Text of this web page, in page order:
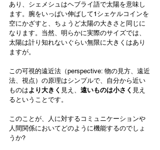
あり、シェメシュはヘブライ語で太陽を意味し
ます。腕をいっぱい伸ばして1シェケルコインを
空にかざすと、ちょうど太陽の大きさと同じに
なります。当然、明らかに実際のサイズでは、
太陽は計り知れないぐらい無限に大きくはあり
ますが。
この可視的遠近法（perspective: 物の見方、遠近
法、視点）の原理はシンプルで、自分から近い
ものはより大きく 見え、 遠いものは小さく 見え
るということです。
このことが、人に対するコミュニケーションや
人間関係においてどのように機能するのでしょ
うか?